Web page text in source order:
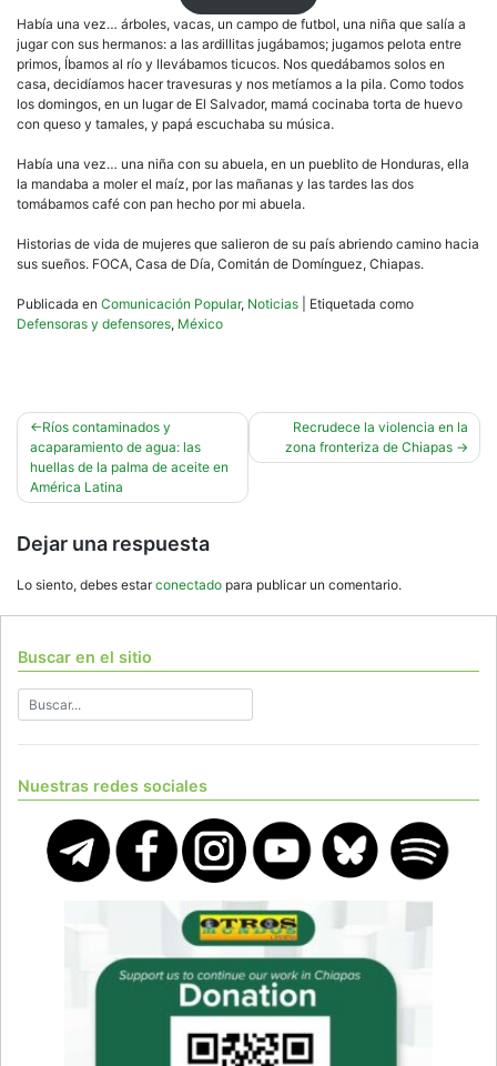
Había una vez… árboles, vacas, un campo de futbol, una niña que salía a
jugar con sus hermanos: a las ardillitas jugábamos; jugamos pelota entre
primos, Íbamos al río y llevábamos ticucos. Nos quedábamos solos en
casa, decidíamos hacer travesuras y nos metíamos a la pila. Como todos
los domingos, en un lugar de El Salvador, mamá cocinaba torta de huevo
con queso y tamales, y papá escuchaba su música.
Había una vez… una niña con su abuela, en un pueblito de Honduras, ella
la mandaba a moler el maíz, por las mañanas y las tardes las dos
tomábamos café con pan hecho por mi abuela.
Historias de vida de mujeres que salieron de su país abriendo camino hacia
sus sueños. FOCA, Casa de Día, Comitán de Domínguez, Chiapas.
Publicada en Comunicación Popular, Noticias
Etiquetada como
Defensoras y defensores, México
Navegación
de
entradas
Ríos contaminados y
acaparamiento de agua: las
huellas de la palma de aceite en
América Latina
Recrudece la violencia en la
zona fronteriza de Chiapas
Dejar una respuesta
Lo siento, debes estarconectado para publicar un comentario.
Buscar en el sitio
Nuestras redes sociales